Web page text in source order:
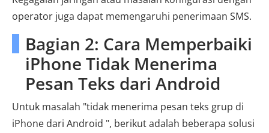
operator juga dapat memengaruhi penerimaan SMS.
Bagian 2: Cara Memperbaiki
iPhone Tidak Menerima
Pesan Teks dari Android
Untuk masalah "tidak menerima pesan teks grup di
iPhone dari Android ", berikut adalah beberapa solusi